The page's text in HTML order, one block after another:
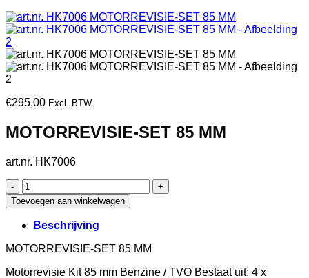
€295,00 Excl. BTW
MOTORREVISIE-SET 85 MM
art.nr. HK7006
art.nr.
HK7006
MOTORREVISIE-
SET
85
MM
Toevoegen aan winkelwagen
Beschrijving
MOTORREVISIE-SET 85 MM
Motorrevisie Kit 85 mm Benzine / TVO Bestaat uit: 4 x